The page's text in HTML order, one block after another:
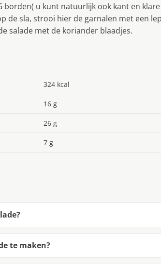
borden( u kunt natuurlijk ook kant en
de sla, strooi hier de garnalen met een
salade met de koriander blaadjes.
324 kcal
16 g
26 g
7 g
te maken?